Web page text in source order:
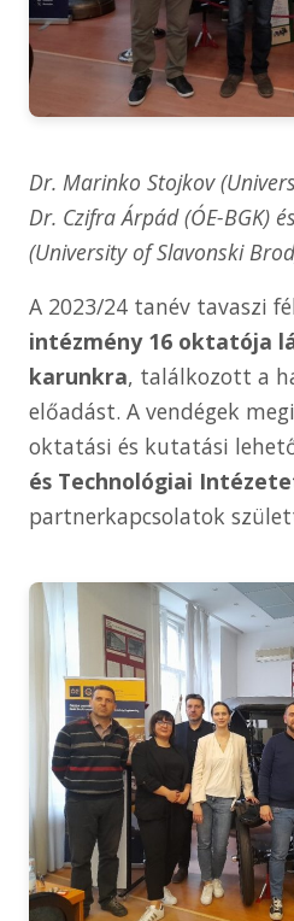
Dr. Marinko Stojkov
Dr. Czifra Árpád (ÓE-BGK)
(University of Slavonski
A 2023/24 tanév tavaszi
intézmény 16 oktatója
karunkra, találkozott a
előadást. A vendégek
oktatási és kutatási
és Technológiai
partnerkapcsolatok